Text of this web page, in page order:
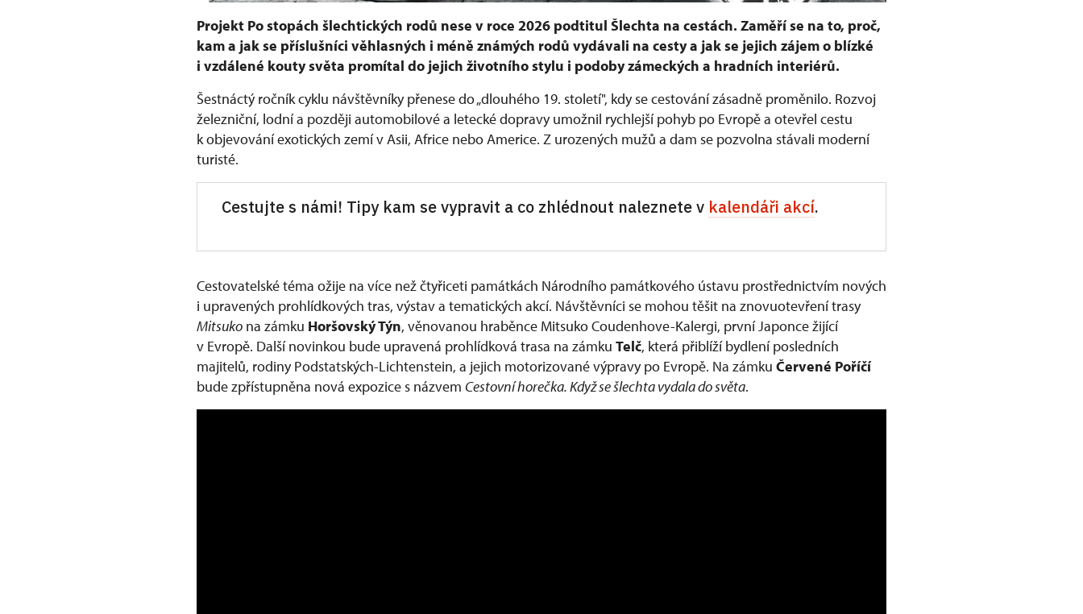
Projekt Po stopách šlechtických rodů nese v roce 2026 podtitul Šlechta na cestách. Zaměří se na to, proč,
kam a jak se příslušníci věhlasných i méně známých rodů vydávali na cesty a jak se jejich zájem o blízké
i vzdálené kouty světa promítal do jejich životního stylu i podoby zámeckých a hradních interiérů.
Šestnáctý ročník cyklu návštěvníky přenese do „dlouhého 19. století", kdy se cestování zásadně proměnilo. Rozvoj
železniční, lodní a později automobilové a letecké dopravy umožnil rychlejší pohyb po Evropě a otevřel cestu
k objevování exotických zemí v Asii, Africe nebo Americe. Z urozených mužů a dam se pozvolna stávali moderní
turisté.
Cestujte s námi! Tipy kam se vypravit a co zhlédnout naleznete v kalendáři akcí.
Cestovatelské téma ožije na více než čtyřiceti památkách Národního památkového ústavu prostřednictvím nových
i upravených prohlídkových tras, výstav a tematických akcí. Návštěvníci se mohou těšit na znovuotevření trasy
Mitsuko na zámku Horšovský Týn, věnovanou hraběnce Mitsuko Coudenhove-Kalergi, první Japonce žijící
v Evropě. Další novinkou bude upravená prohlídková trasa na zámku Telč, která přiblíží bydlení posledních
majitelů, rodiny Podstatských-Lichtenstein, a jejich motorizované výpravy po Evropě. Na zámku Červené Poříčí
bude zpřístupněna nová expozice s názvem Cestovní horečka. Když se šlechta vydala do světa.